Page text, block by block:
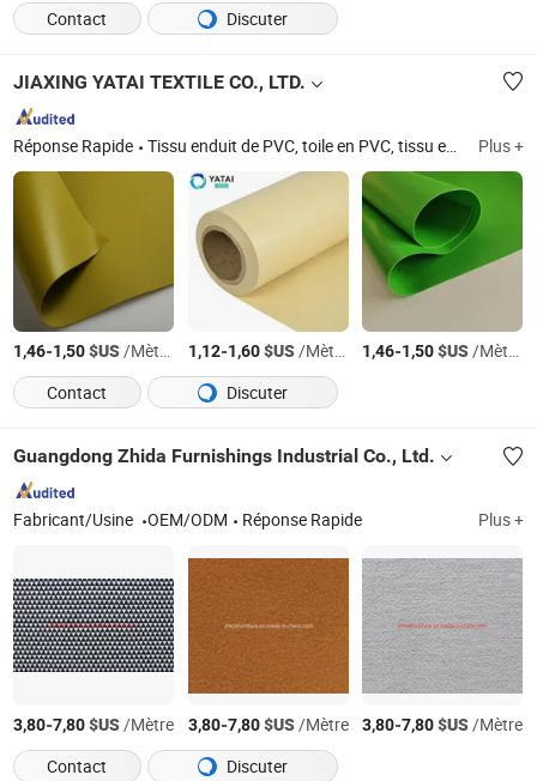
Contact
Discuter
JIAXING YATAI TEXTILE CO., LTD.
Réponse Rapide Tissu enduit de PVC, toile en PVC, tissu en PVC, 100%Polyester tissu, toile enduite de PVC, maille enduite de PVC, toile enduite de TPU, toile enduite en caoutchouc, bannière en PVC, toile en toile enduite de PVC Plus +
1,46-1,50$US/Mètre Carré 1,12-1,60$US/Mètre Carré 1,46-1,50$US/Mètre Carré
Contact
Discuter
Guangdong Zhida Furnishings Industrial Co., Ltd.
Fabricant/Usine OEM/ODM Réponse Rapide Plus +
3,80-7,80$US/Mètre 3,80-7,80$US/Mètre 3,80-7,80$US/Mètre
Contact
Discuter